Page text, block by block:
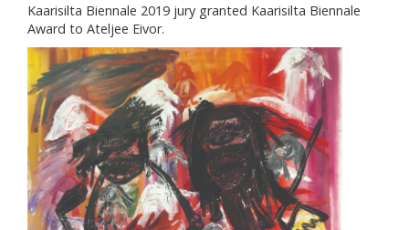
Kaarisilta Biennale 2019 jury granted Kaarisilta Biennale
Award to Ateljee Eivor.